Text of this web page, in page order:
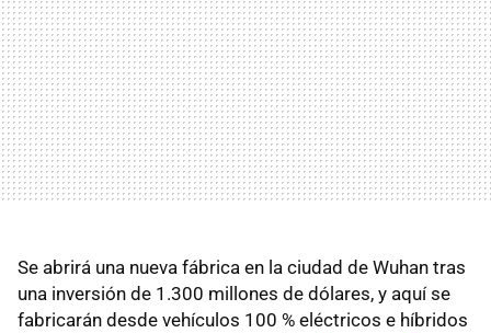
Se abrirá una nueva fábrica en la ciudad de Wuhan tras
una inversión de 1.300 millones de dólares, y aquí se
fabricarán desde vehículos 100 % eléctricos e híbridos